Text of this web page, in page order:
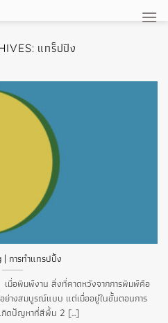
แทร็ปปิง
การทำแทรปปิ้ง
มพ์งาน สิ่งที่คาดหวังจากการพิมพ์คือ
างสมบูรณ์แบบ แต่เมื่ออยู่ในขั้นตอนการ
กิดปัญหาที่สีพื้น 2 [...]